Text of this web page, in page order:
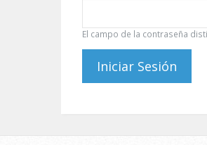
El campo de la contraseña